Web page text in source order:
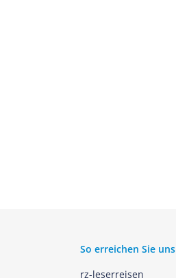
So erreichen Sie uns
rz-leserreisen